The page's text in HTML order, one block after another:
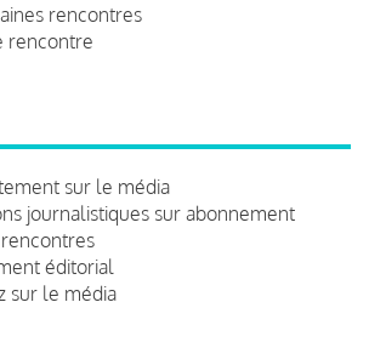
rencontres
rencontre
sur le média
journalistiques sur abonnement
éditorial
sur le média